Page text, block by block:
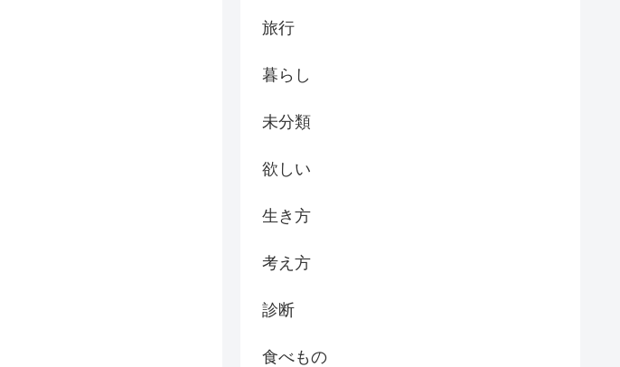
旅行
暮らし
未分類
欲しい
生き方
考え方
診断
食べもの